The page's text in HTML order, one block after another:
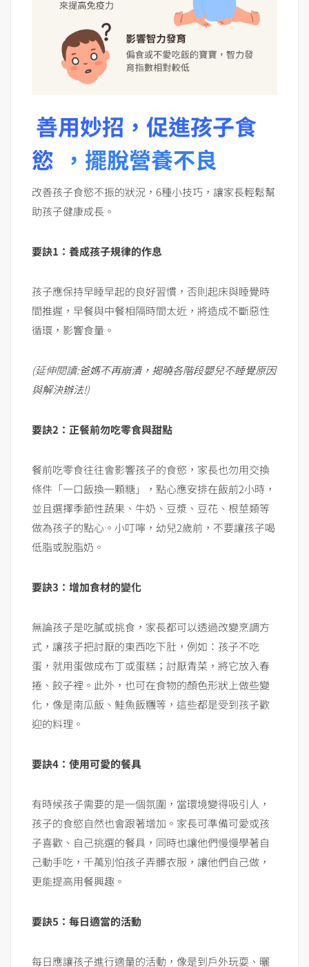
善用妙招，促進孩子食
慾 ，擺脫營養不良
改善孩子食慾不振的狀況，6種小技巧，讓家長輕鬆幫
助孩子健康成長。
要訣1 ：養成孩子規律的作息
孩子應保持早睡早起的良好習慣，否則起床與睡覺時
間推遲，早餐與中餐相隔時間太近，將造成不斷惡性
循環，影響食量。
(延伸閱讀:爸媽不再崩潰，揭曉各階段嬰兒不睡覺原因
與解決辦法!)
要訣2 ：正餐前勿吃零食與甜點
餐前吃零食往往會影響孩子的食慾，家長也勿用交換
條件「一口飯換一顆糖」，點心應安排在飯前2小時，
並且選擇季節性蔬果、牛奶、豆漿、豆花、根莖類等
做為孩子的點心。小叮嚀，幼兒2歲前，不要讓孩子喝
低脂或脫脂奶。
要訣3 ：增加食材的變化
無論孩子是吃膩或挑食，家長都可以透過改變烹調方
式，讓孩子把討厭的東西吃下肚，例如：孩子不吃
蛋，就用蛋做成布丁或蛋糕；討厭青菜，將它放入春
捲、餃子裡。此外，也可在食物的顏色形狀上做些變
化，像是南瓜飯、鮭魚飯糰等，這些都是受到孩子歡
迎的料理。
要訣4 ：使用可愛的餐具
有時候孩子需要的是一個氛圍，當環境變得吸引人，
孩子的食慾自然也會跟著增加。家長可準備可愛或孩
子喜歡、自己挑選的餐具，同時也讓他們慢慢學著自
己動手吃，千萬別怕孩子弄髒衣服，讓他們自己做，
更能提高用餐興趣。
要訣5 ：每日適當的活動
每日應讓孩子進行適量的活動，像是到戶外玩耍、曬